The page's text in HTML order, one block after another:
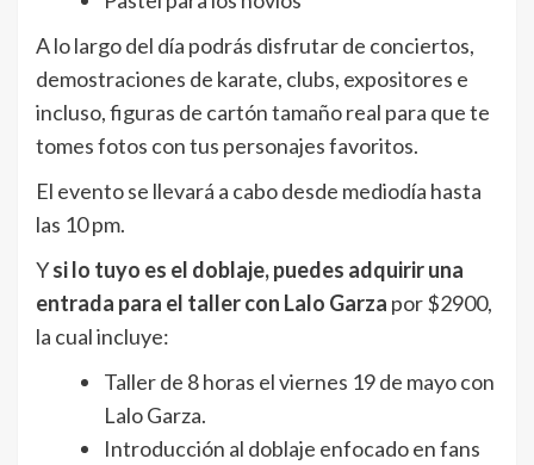
A lo largo del día podrás disfrutar de conciertos,
demostraciones de karate, clubs, expositores e
incluso, figuras de cartón tamaño real para que te
tomes fotos con tus personajes favoritos.
El evento se llevará a cabo desde mediodía hasta
las 10 pm.
Ysi lo tuyo es el doblaje, puedes adquirir una
entrada para el taller con Lalo Garza por $2900,
la cual incluye:
Taller de 8 horas el viernes 19 de mayo con
Lalo Garza.
Introducción al doblaje enfocado en fans